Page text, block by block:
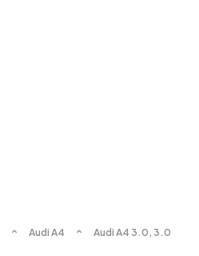
Audi A4
Audi A4 3.0, 3.0